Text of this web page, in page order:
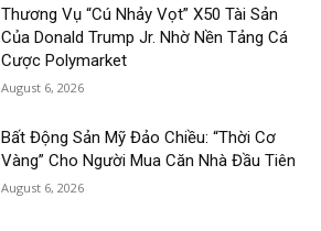
Thương Vụ “Cú Nhảy Vọt” X50 Tài Sản
Của Donald Trump Jr. Nhờ Nền Tảng Cá
Cược Polymarket
August 6, 2026
Bất Động Sản Mỹ Đảo Chiều: “Thời Cơ
Vàng” Cho Người Mua Căn Nhà Đầu Tiên
August 6, 2026